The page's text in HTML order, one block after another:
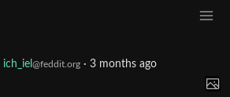
ich_iel @feddit.org · 3 months ago